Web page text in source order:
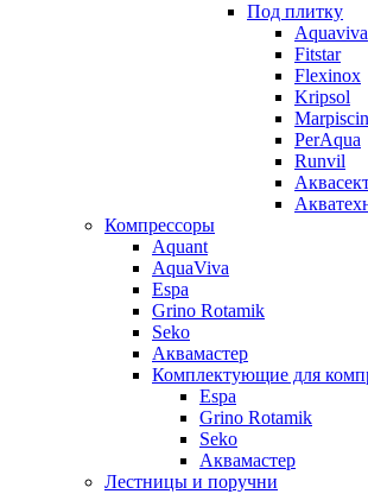
Под плитку
Aquaviva
Fitstar
Flexinox
Kripsol
PerAqua
Runvil
Компрессоры
Aquant
AquaViva
Espa
Grino Rotamik
Seko
Аквамастер
Комплектующие для
Espa
Grino Rotamik
Seko
Аквамастер
Лестницы и поручни